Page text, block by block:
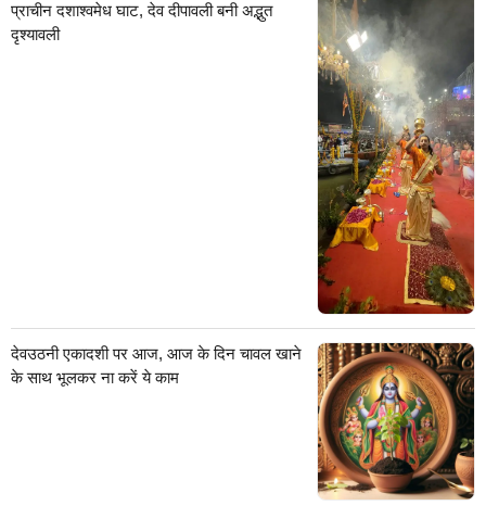
प्राचीन दशाश्वमेध घाट, देव दीपावली बनी अद्भुत
दृश्यावली
देवउठनी एकादशी पर आज, आज के दिन चावल खाने
के साथ भूलकर ना करें ये काम